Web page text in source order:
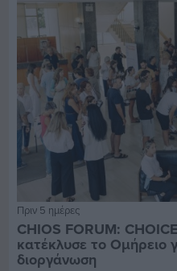
Πριν 5 ημέρες
CHIOS FORUM:
κατέκλυσε το Ομήρειο
διοργάνωση